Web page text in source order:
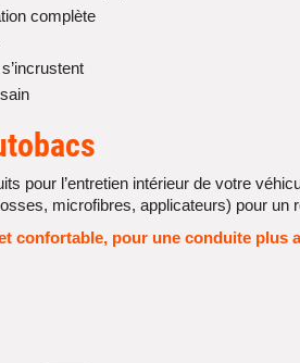
complète
pour l’entretien intérieur de votre
microfibres, applicateurs) pour un
confortable, pour une conduite plus